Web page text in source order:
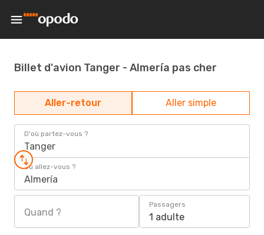
Billet d'avion Tanger - Almería pas cher
Aller-retour Aller simple
D'où partez-vous ?
Tanger
Où allez-vous ?
Almería
Quand ?
Passagers
1 adulte